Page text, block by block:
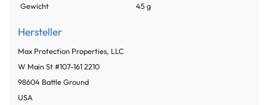
Gewicht
45 g
Hersteller
Max Protection Properties, LLC
W Main St #107-1612210
98604 Battle Ground
USA